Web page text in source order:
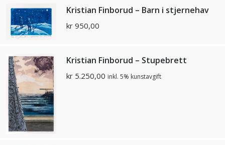
Kristian Finborud – Barn i stjernehav
kr 950,00
Kristian Finborud – Stupebrett
kr 5.250,00 inkl. 5% kunstavgift